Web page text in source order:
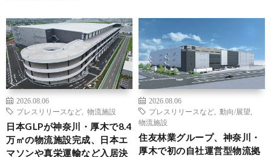
2026.08.06
プレスリリースなど
物流施設
日本GLPが神奈川・厚木で8.4
万㎡の物流施設完成、日本エ
マソンや真栄運輸など入居決
2026.08.06
プレスリリースなど
動向/展望
物流施設
住友林業グループ、神奈川・
厚木で初の自社運営型物流拠